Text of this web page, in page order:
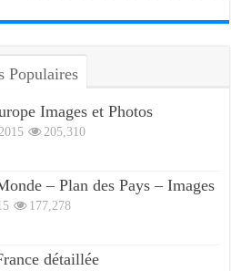
Populaires
Images et Photos
205,310
– Plan des Pays – Images
177,278
détaillée